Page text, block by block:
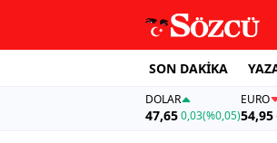
SON DAKİKA
DOLAR
47,650,03(%0,05)
EURO
54,95